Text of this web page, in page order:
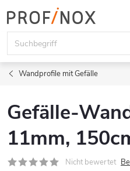
Inhalt
springen
Wandprofile mit Gefälle
Gefälle-
11mm,
Nicht bewertet